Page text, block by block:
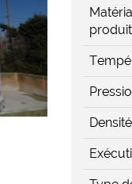
produit
Densité